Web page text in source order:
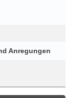
Anregungen